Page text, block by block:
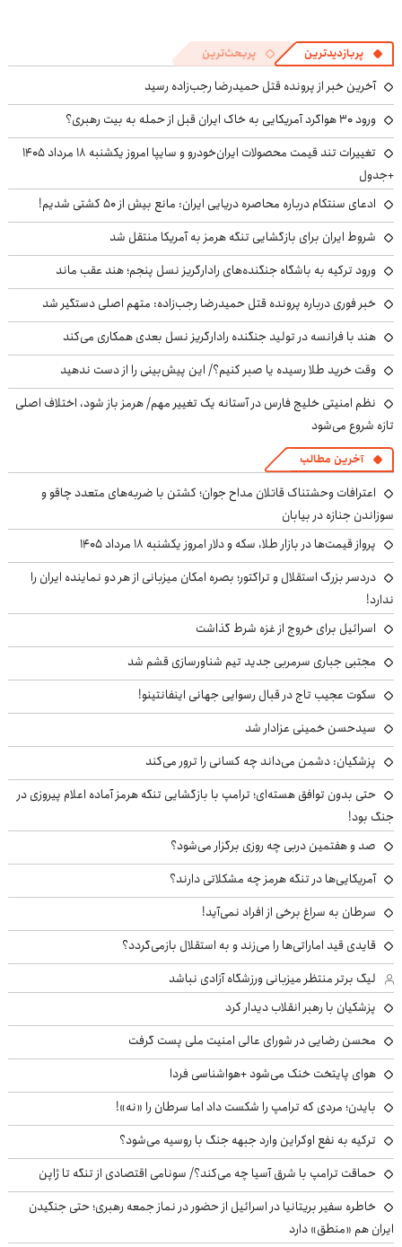
پربازدیدترین پربحث‌ترین
آخرین خبر از پرونده قتل حمیدرضا رجب‌زاده رسید
ورود ۳۰ هواگرد آمریکایی به خاک ایران قبل از حمله به بیت رهبری؟
تغییرات تند قیمت محصولات ایران‌خودرو و سایپا امروز یکشنبه ۱۸ مرداد ۱۴۰۵
+جدول
ادعای سنتکام درباره محاصره دریایی ایران: مانع بیش از ۵۰ کشتی شدیم!
شروط ایران برای بازگشایی تنگه هرمز به آمریکا منتقل شد
ورود ترکیه به باشگاه جنگنده‌های رادارگریز نسل پنجم؛ هند عقب ماند
خبر فوری درباره پرونده قتل حمیدرضا رجب‌زاده: متهم اصلی دستگیر شد
هند با فرانسه در تولید جنگنده رادارگریز نسل بعدی همکاری می‌کند
وقت خرید طلا رسیده یا صبر کنیم؟/ این پیش‌بینی را از دست ندهید
نظم امنیتی خلیج فارس در آستانه یک تغییر مهم/ هرمز باز شود، اختلاف اصلی
تازه شروع می‌شود
آخرین مطالب
اعترافات وحشتناک قاتلان مداح جوان؛ کشتن با ضربه‌های متعدد چاقو و
سوزاندن جنازه در بیابان
پرواز قیمت‌ها در بازار طلا، سکه و دلار امروز یکشنبه ۱۸ مرداد ۱۴۰۵
دردسر بزرگ استقلال و تراکتور؛ بصره امکان میزبانی از هر دو نماینده ایران را
ندارد!
اسرائیل برای خروج از غزه شرط گذاشت
مجتبی جباری سرمربی جدید تیم شناورسازی قشم شد
سکوت عجیب تاج در قبال رسوایی جهانی اینفانتینو!
سیدحسن خمینی عزادار شد
پزشکیان: دشمن می‌داند چه کسانی را ترور می‌کند
حتی بدون توافق هسته‌ای؛ ترامپ با بازگشایی تنگه هرمز آماده اعلام پیروزی در
جنگ بود!
صد و هفتمین دربی چه روزی برگزار می‌شود؟
آمریکایی‌ها در تنگه هرمز چه مشکلاتی دارند؟
سرطان به سراغ برخی از افراد نمی‌آید!
قایدی قید اماراتی‌ها را می‌زند و به استقلال بازمی‌گردد؟
لیگ برتر منتظر میزبانی ورزشگاه آزادی نباشد
پزشکیان با رهبر انقلاب دیدار کرد
محسن رضایی در شورای عالی امنیت ملی پست گرفت
هوای پایتخت خنک می‌شود +هواشناسی فردا
بایدن؛ مردی که ترامپ را شکست داد اما سرطان را «نه»!
ترکیه به نفع اوکراین وارد جبهه جنگ با روسیه می‌شود؟
حماقت ترامپ با شرق آسیا چه می‌کند؟/ سونامی اقتصادی از تنگه تا ژاپن
خاطره سفیر بریتانیا در اسرائیل از حضور در نماز جمعه رهبری؛ حتی جنگیدن
ایران هم «منطق» دارد